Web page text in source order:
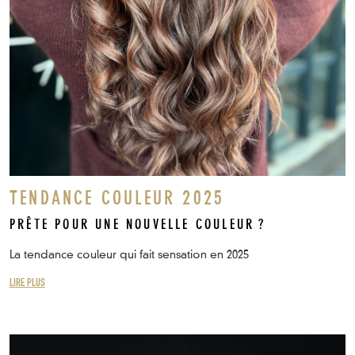
TENDANCE COULEUR 2025
PRÊTE POUR UNE NOUVELLE COULEUR ?
La tendance couleur qui fait sensation en 2025
LIRE PLUS